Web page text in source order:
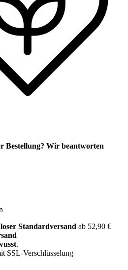
Bestellung? Wir beantworten
Standardversand ab 52,90 €
.
SSL-Verschlüsselung